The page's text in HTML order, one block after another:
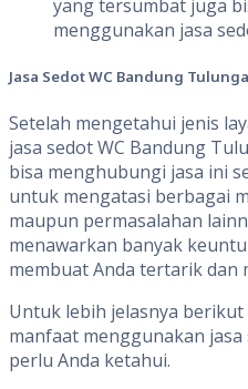
yang tersumbat juga
menggunakan jasa
Jasa Sedot WC Bandung
Setelah mengetahui jenis
jasa sedot WC Bandung
bisa menghubungi jasa ini
untuk mengatasi berbagai
maupun permasalahan
menawarkan banyak
membuat Anda tertarik dan
Untuk lebih jelasnya
manfaat menggunakan
perlu Anda ketahui.